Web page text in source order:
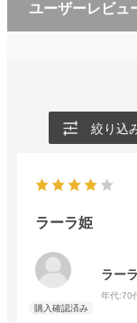
ユーザーレビュ
絞り込
ラーラ姫
ラー
年代:70